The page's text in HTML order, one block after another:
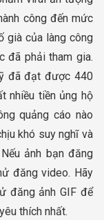
công đến mức
già của làng công
đã phải tham gia.
đã đạt được 440
nhiều tiền ủng hộ
quảng cáo nào
khó suy nghĩ và
ảnh bạn đăng
đăng video. Hãy
đăng ảnh GIF để
thích nhất.